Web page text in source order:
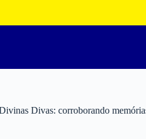
Divas: corroborando